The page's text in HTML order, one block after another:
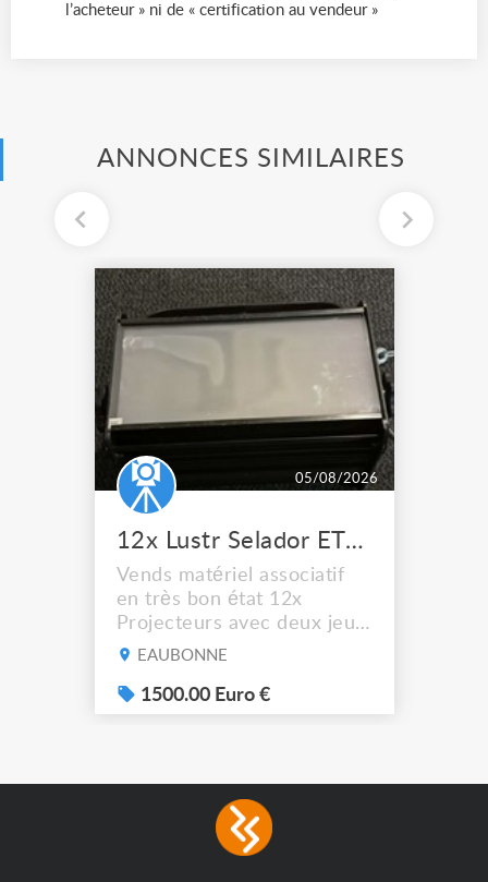
l’acheteur » ni de « certification au vendeur »
ANNONCES SIMILAIRES
05/08/2026
12x Lustr Selador ETC Led 7x colors filtres
Vends matériel associatif
en très bon état 12x
Projecteurs avec deux jeux
de filtre filtre Lustr Selador
system – seven colour
LEDs providing the
with low power
consumption The
EAUBONNE
1500.00 Euro €